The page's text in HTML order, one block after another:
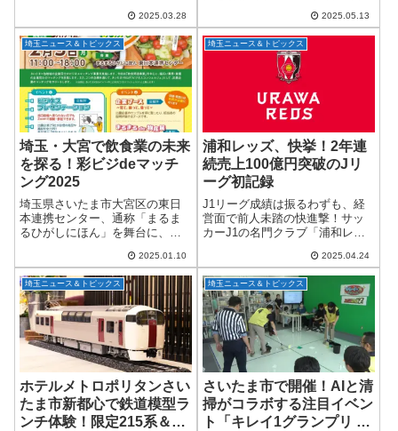
が、ついに埼玉に初進出！2025
年3月27日、大宮に記念すべき1
号店「MARIE TERESIA O...
2025.03.28
デン化学アリーナにて、「埼玉
トヨペットプレゼンツ T.T彩たま
卓球教室」が開催されます。主
2025.05.13
埼玉ニュース＆トピックス
埼玉・大宮で飲食業の未来
を探る！彩ビジdeマッチ
ング2025
埼玉県さいたま市大宮区の東日
本連携センター、通称「まるま
るひがしにほん」を舞台に、飲
グイベント「彩ビジ de まるっと
マッチング2025」が開催されま
す！令和7年2月3日（月）、午前
11時...
2025.01.10
埼玉ニュース＆トピックス
浦和レッズ、快挙！2年連
続売上100億円突破のJリ
ーグ初記録
J1リーグ成績は振るわずも、経
営面で前人未踏の快進撃！サッ
カーJ1の名門クラブ「浦和レッ
発表し、Jリーグクラブ史上初と
なる“2年連続で売上100億円超
え”を達成したことが明らかにな
りま...
2025.04.24
埼玉ニュース＆トピックス
ホテルメトロポリタンさい
たま市新都心で鉄道模型ラ
ンチ体験！限定215系＆
埼玉ニュース＆トピックス
さいたま市で開催！AIと清
掃がコラボする注目イベン
ト「キレイ1グランプリ ゴ